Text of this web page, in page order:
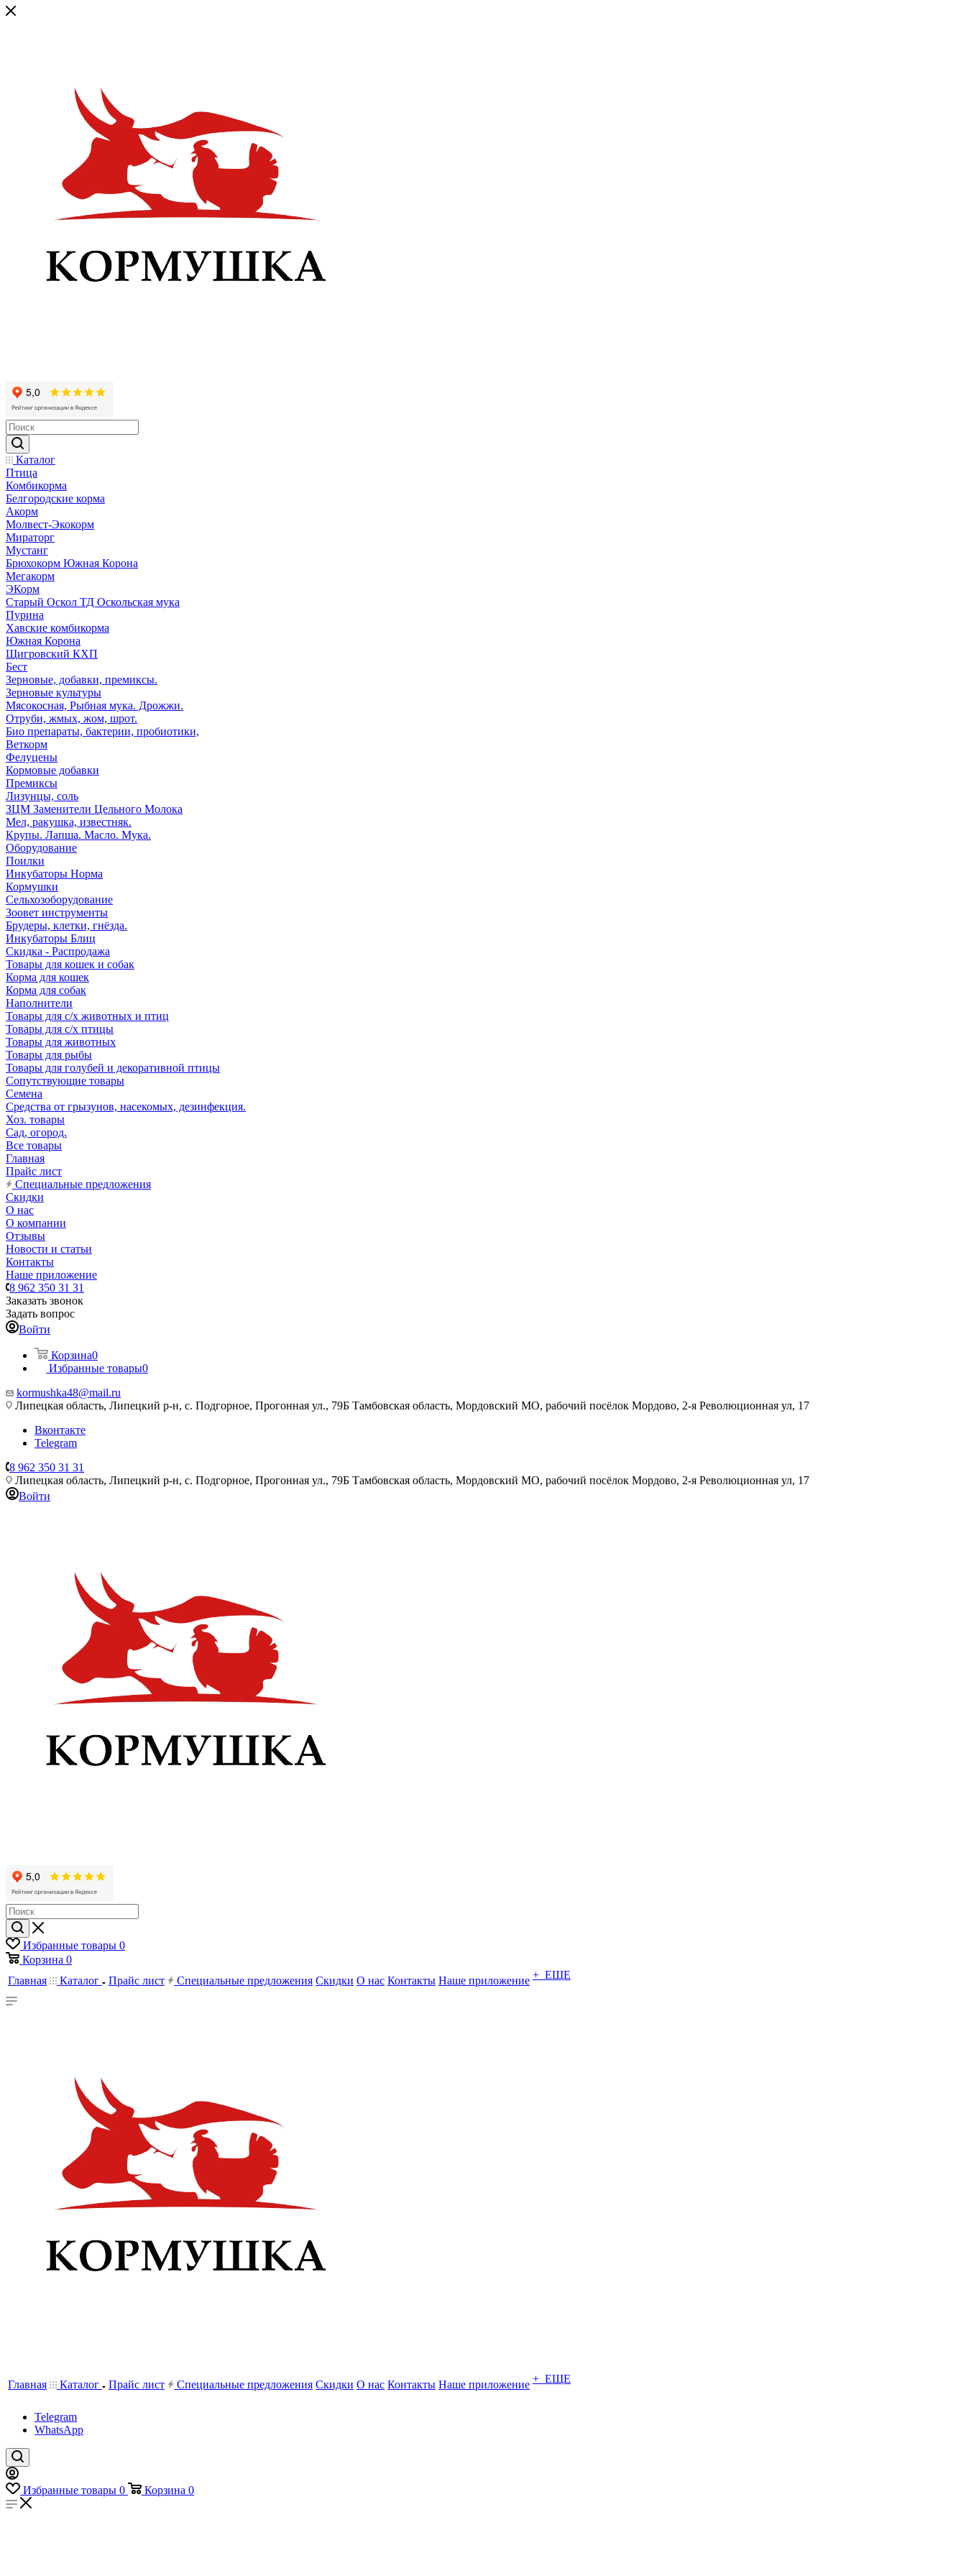
Каталог
Птица
Комбикорма
Белгородские корма
Акорм
Молвест-Экокорм
Мираторг
Мустанг
Брюхокорм Южная Корона
Мегакорм
ЭКорм
Старый Оскол ТД Оскольская мука
Пурина
Хавские комбикорма
Южная Корона
Щигровский КХП
Бест
Зерновые, добавки, премиксы.
Зерновые культуры
Мясокосная, Рыбная мука. Дрожжи.
Отруби, жмых, жом, шрот.
Био препараты, бактерии, пробиотики,
Веткорм
Фелуцены
Кормовые добавки
Премиксы
Лизунцы, соль
ЗЦМ Заменители Цельного Молока
Мел, ракушка, известняк.
Крупы. Лапша. Масло. Мука.
Оборудование
Поилки
Инкубаторы Норма
Кормушки
Сельхозоборудование
Зоовет инструменты
Брудеры, клетки, гнёзда.
Инкубаторы Блиц
Скидка - Распродажа
Товары для кошек и собак
Корма для кошек
Корма для собак
Наполнители
Товары для с/х животных и птиц
Товары для с/х птицы
Товары для животных
Товары для рыбы
Товары для голубей и декоративной птицы
Сопутствующие товары
Семена
Средства от грызунов, насекомых, дезинфекция.
Хоз. товары
Сад, огород.
Все товары
Главная
Прайс лист
Специальные предложения
Скидки
О нас
О компании
Отзывы
Новости и статьи
Контакты
Наше приложение
8 962 350 31 31
Заказать звонок
Задать вопрос
Войти
Корзина0
Избранные товары0
kormushka48@mail.ru
Липецкая область, Липецкий р-н, с. Подгорное, Прогонная ул., 79Б Тамбовская область, Мордовский МО, рабочий посёлок Мордово, 2-я Революционная ул, 17
Вконтакте
Telegram
8 962 350 31 31
Липецкая область, Липецкий р-н, с. Подгорное, Прогонная ул., 79Б Тамбовская область, Мордовский МО, рабочий посёлок Мордово, 2-я Революционная ул, 17
Войти
Избранные товары 0
Корзина 0
Главная
Каталог Прайс лист Специальные предложения Скидки О нас Контакты Наше приложение + ЕЩЕ
Главная Каталог Прайс лист Специальные предложения Скидки О нас Контакты Наше приложение + ЕЩЕ
Telegram
WhatsApp
Избранные товары 0 Корзина 0